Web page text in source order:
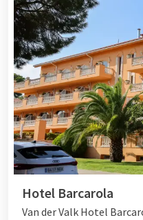
Hotel Barcarola
Van der Valk Hotel